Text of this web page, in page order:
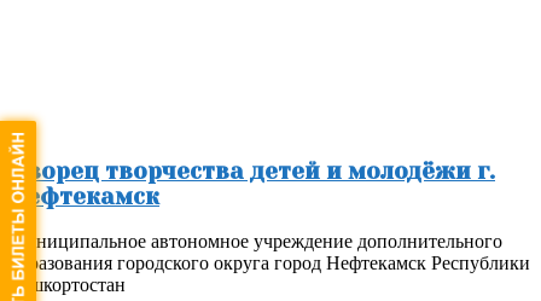
Дворец творчества детей и молодёжи г.
Нефтекамск
Муниципальное автономное учреждение дополнительного
образования городского округа город Нефтекамск Республики
Башкортостан